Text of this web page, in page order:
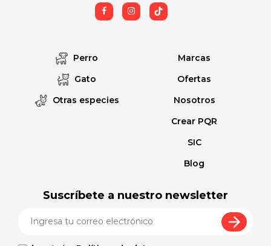
Perro
Gato
Otras especies
Marcas
Ofertas
Nosotros
Crear PQR
SIC
Blog
Suscríbete a nuestro newsletter